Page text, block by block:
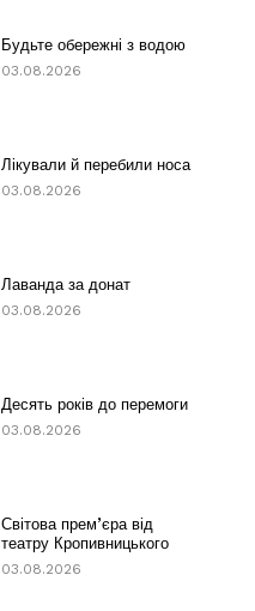
Будьте обережні з водою
03.08.2026
Лікували й перебили носа
03.08.2026
Лаванда за донат
03.08.2026
Десять років до перемоги
03.08.2026
Світова прем’єра від
театру Кропивницького
03.08.2026